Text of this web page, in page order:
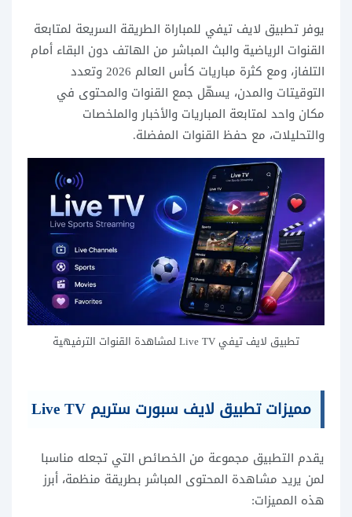
يوفر تطبيق لايف تيفي للمباراة الطريقة السريعة لمتابعة
القنوات الرياضية والبث المباشر من الهاتف دون البقاء أمام
التلفاز، ومع كثرة مباريات كأس العالم 2026 وتعدد
التوقيتات والمدن، يسهّل جمع القنوات والمحتوى في
مكان واحد لمتابعة المباريات والأخبار والملخصات
والتحليلات، مع حفظ القنوات المفضلة.
تطبيق لايف تيفي Live TV لمشاهدة القنوات الترفيهية
مميزات تطبيق لايف سبورت ستريم Live TV
يقدم التطبيق مجموعة من الخصائص التي تجعله مناسبا
لمن يريد مشاهدة المحتوى المباشر بطريقة منظمة، أبرز
هذه المميزات: